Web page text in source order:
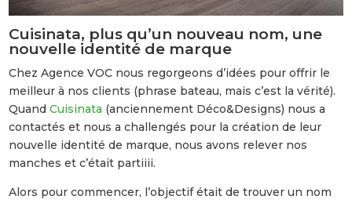
Cuisinata, plus qu’un nouveau nom, une
nouvelle identité de marque
Chez Agence VOC nous regorgeons d’idées pour offrir le
meilleur à nos clients (phrase bateau, mais c’est la vérité).
QuandCuisinata (anciennement Déco&Designs) nous a
contactés et nous a challengés pour la création de leur
nouvelle identité de marque, nous avons relever nos
manches et c’était partiiii.
Alors pour commencer, l’objectif était de trouver un nom